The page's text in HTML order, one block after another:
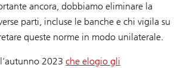
ancora, dobbiamo eliminare la
parti, incluse le banche e chi vigila su
queste norme in modo unilaterale.
2023 che elogio gli